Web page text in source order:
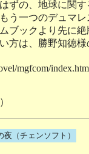
ずの、地球に関
う一つのデュマ
ブックより先に
方は、勝野知徳
mgfcom/
（チェンソフト）